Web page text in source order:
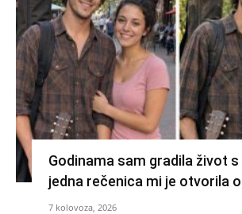
Godinama sam gradila život s
jedna rečenica mi je otvorila
7 kolovoza, 2026